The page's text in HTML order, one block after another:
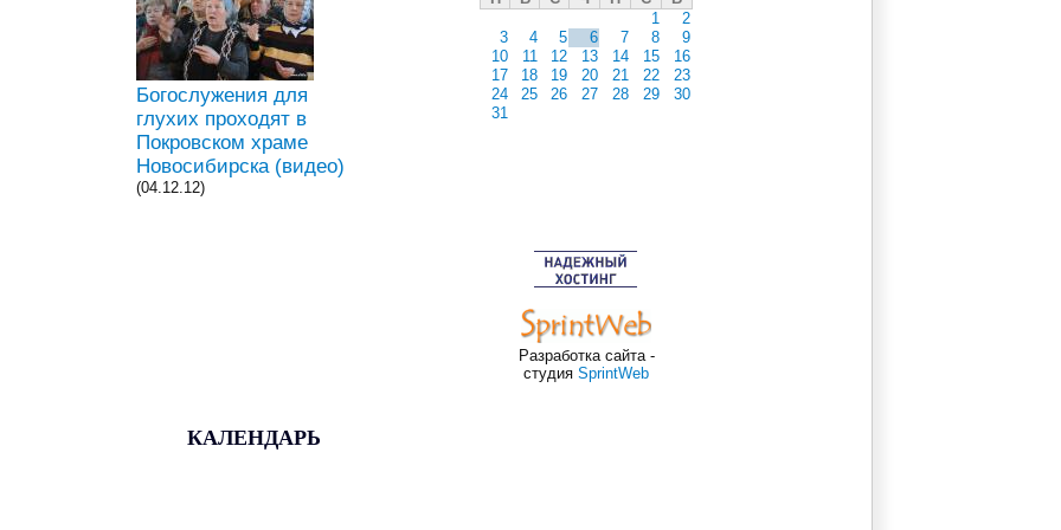
Богослужения для
глухих проходят в
Покровском храме
Новосибирска (видео)
(04.12.12)
1
2
3
4 5 6 7 8
9
10
11 12 13 14 15
16
17
18 19 20 21 22
23
24
25 26 27 28 29
30
31
Разработка сайта -
студия SprintWeb
КАЛЕНДАРЬ